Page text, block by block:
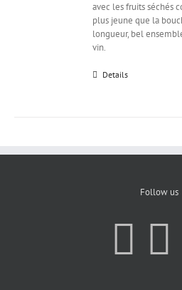
avec les fruits séchés
plus jeune que la
longueur, bel
vin.
Details
Follow us